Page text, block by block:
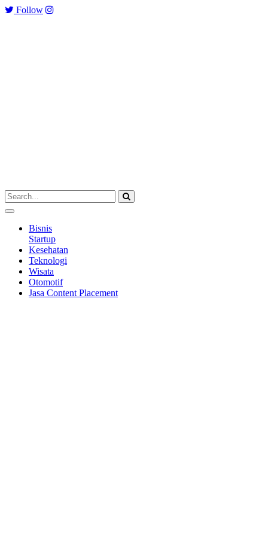
Follow
Bisnis
Startup
Kesehatan
Teknologi
Wisata
Otomotif
Jasa Content Placement